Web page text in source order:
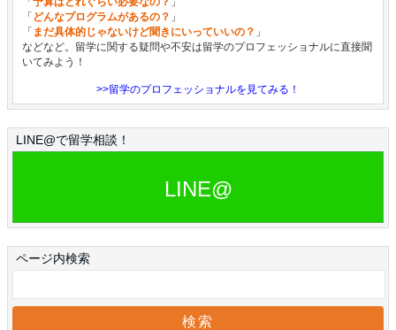
「 どんなプログラムがあるの？ 」
「 まだ具体的じゃないけど聞きにいっていいの？ 」
などなど。留学に関する疑問や不安は留学のプロフェッショナルに直接聞
いてみよう！
>>留学のプロフェッショナルを見てみる！
LINE@で留学相談！
LINE@
ページ内検索